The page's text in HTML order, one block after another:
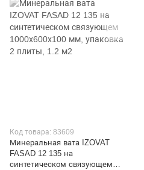
Код товара: 83609
Минеральная вата IZOVAT
FASAD 12 135 на
синтетическом связующем